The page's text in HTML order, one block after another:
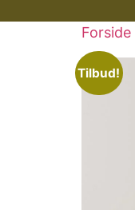
Forside
Tilbud!